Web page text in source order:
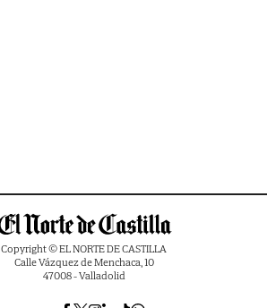
Copyright © EL NORTE DE CASTILLA
Calle Vázquez de Menchaca, 10
47008 - Valladolid